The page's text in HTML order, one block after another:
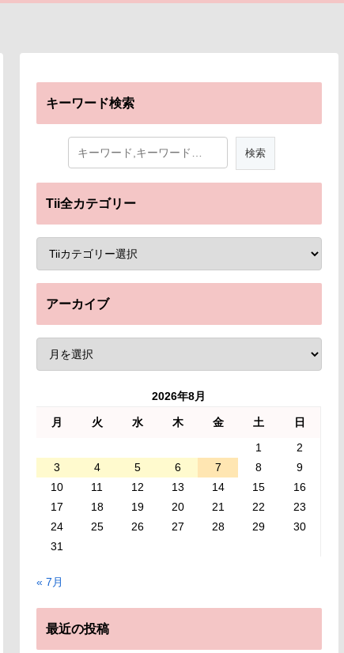
キーワード検索
Tii全カテゴリー
アーカイブ
2026年8月
月 火 水 木 金 土
日
1
2
3
4 5 6 7 8
9
10
11 12 13 14 15
16
17
18 19 20 21 22
23
24
25 26 27 28 29
30
31
« 7月
最近の投稿